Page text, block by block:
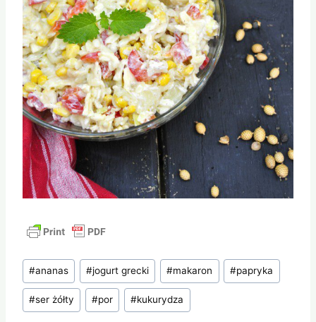
Tagi
wpisu:
#ananas #jogurt grecki #makaron #papryka
#ser żółty #por #kukurydza